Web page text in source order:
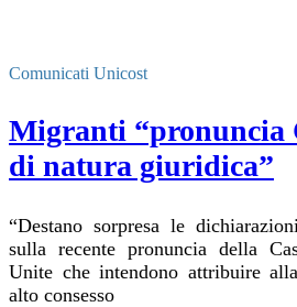
Comunicati Unicost
Migranti “pronuncia
di natura giuridica”
“Destano sorpresa le
sulla recente pronuncia della
Unite che intendono attribuire
alto consesso